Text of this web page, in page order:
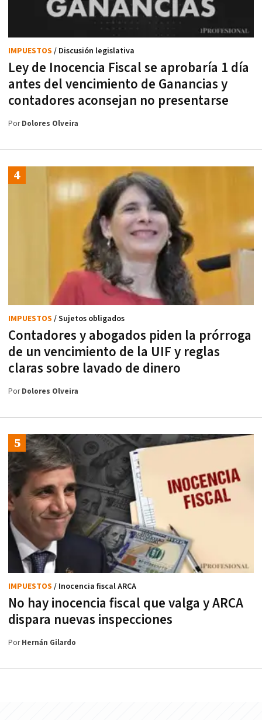
Ley de Inocencia Fiscal se aprobaría 1 día
antes del vencimiento de Ganancias y
contadores aconsejan no presentarse
IMPUESTOS / Discusión legislativa
PorDolores Olveira
Contadores y abogados piden la prórroga
de un vencimiento de la UIF y reglas
claras sobre lavado de dinero
IMPUESTOS / Sujetos obligados
PorDolores Olveira
No hay inocencia fiscal que valga y ARCA
dispara nuevas inspecciones
IMPUESTOS / Inocencia fiscal ARCA
PorHernán Gilardo